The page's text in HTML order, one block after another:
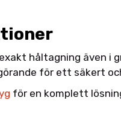
håltagning även i
för ett säkert
för en komplett